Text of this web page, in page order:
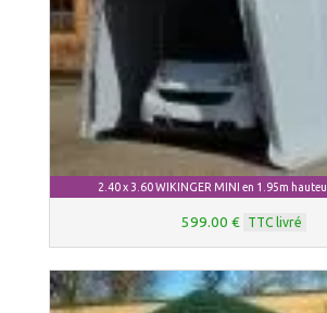
2.40 x 3.60 WIKINGER MINI en 1.95m
599.00 € TTC livré